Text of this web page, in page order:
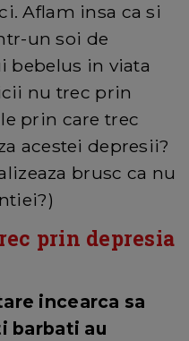
Aflam insa ca si
un soi de
bebelus in viata
nu trec prin
prin care trec
acestei depresii?
brusc ca nu
prin depresia
incearca sa
barbati au